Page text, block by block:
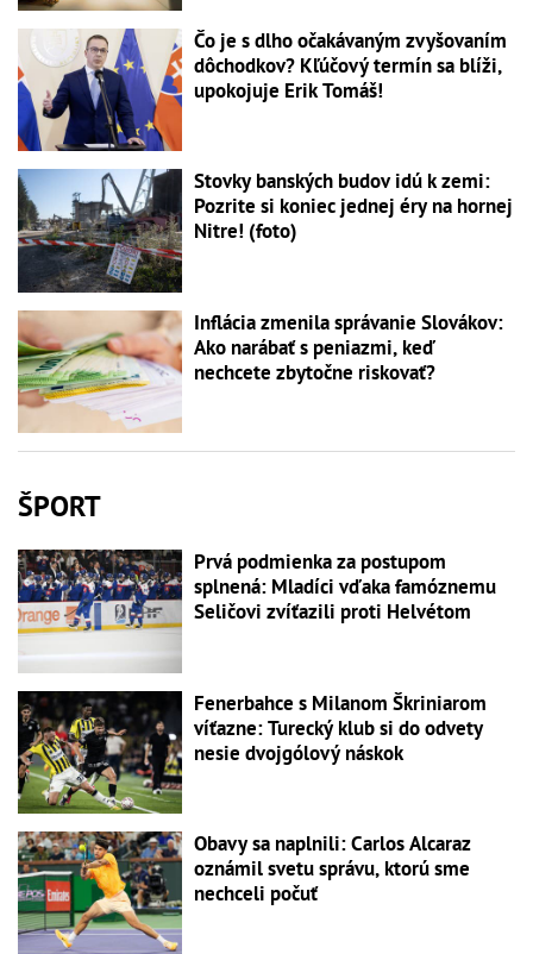
Čo je s dlho očakávaným zvyšovaním
dôchodkov? Kľúčový termín sa blíži,
upokojuje Erik Tomáš!
Stovky banských budov idú k zemi:
Pozrite si koniec jednej éry na hornej
Nitre! (foto)
Inflácia zmenila správanie Slovákov:
Ako narábať s peniazmi, keď
nechcete zbytočne riskovať?
ŠPORT
Prvá podmienka za postupom
splnená: Mladíci vďaka famóznemu
Seličovi zvíťazili proti Helvétom
Fenerbahce s Milanom Škriniarom
víťazne: Turecký klub si do odvety
nesie dvojgólový náskok
Obavy sa naplnili: Carlos Alcaraz
oznámil svetu správu, ktorú sme
nechceli počuť